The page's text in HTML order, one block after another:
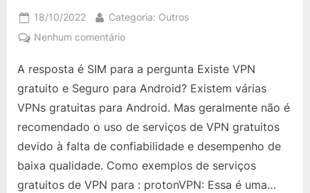
Posted
on
18/10/2022 By
Categoria: Outros
Nenhum comentárioem
VPN
gratuito
Seguro
para
Android?
A resposta é SIM para a pergunta Existe VPN
gratuito e Seguro para Android? Existem várias
VPNs gratuitas para Android. Mas geralmente não é
recomendado o uso de serviços de VPN gratuitos
devido à falta de confiabilidade e desempenho de
baixa qualidade. Como exemplos de serviços
gratuitos de VPN para : protonVPN: Essa é uma…